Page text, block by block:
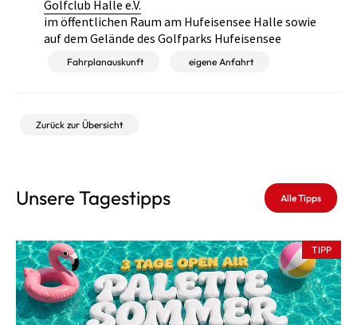
Golfclub Halle e.V.
im öffentlichen Raum am Hufeisensee Halle sowie
auf dem Gelände des Golfparks Hufeisensee
Fahrplanauskunft eigene Anfahrt
Zurück zur Übersicht
Unsere Tagestipps Alle Tipps
TIPP